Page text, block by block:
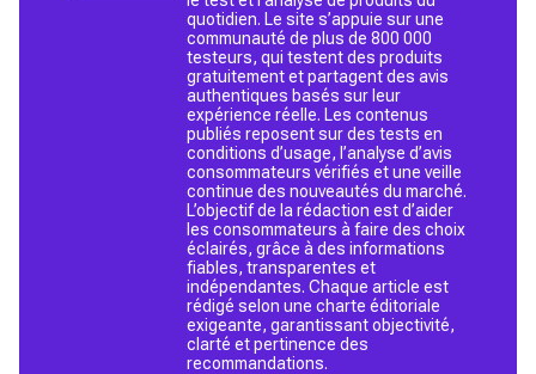
quotidien. Le site s’appuie sur une
communauté de plus de 800 000
testeurs, qui testent des produits
gratuitement et partagent des avis
authentiques basés sur leur
expérience réelle. Les contenus
publiés reposent sur des tests en
conditions d’usage, l’analyse d’avis
consommateurs vérifiés et une veille
continue des nouveautés du marché.
L’objectif de la rédaction est d’aider
les consommateurs à faire des choix
éclairés, grâce à des informations
fiables, transparentes et
indépendantes. Chaque article est
rédigé selon une charte éditoriale
exigeante, garantissant objectivité,
clarté et pertinence des
recommandations.